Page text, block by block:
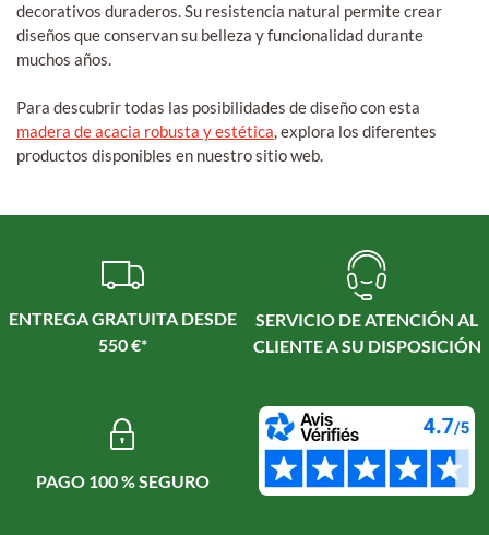
decorativos duraderos. Su resistencia natural permite crear
diseños que conservan su belleza y funcionalidad durante
muchos años.
Para descubrir todas las posibilidades de diseño con esta
madera de acacia robusta y estética, explora los diferentes
productos disponibles en nuestro sitio web.
ENTREGA GRATUITA DESDE
550 €*
SERVICIO DE ATENCIÓN AL
CLIENTE A SU DISPOSICIÓN
PAGO 100 % SEGURO